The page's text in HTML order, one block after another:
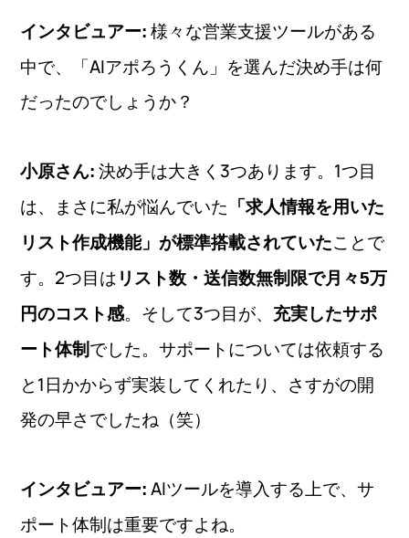
インタビュアー: 様々な営業支援ツールがある
中で、「AIアポろうくん」を選んだ決め手は何
だったのでしょうか？
小原さん: 決め手は大きく3つあります。1つ目
は、まさに私が悩んでいた
「求人情報を用いた
リスト作成機能」が標準搭載されていたことで
す。2つ目は リスト数・送信数無制限で月々5万
円のコスト感。そして3つ目が、
充実したサポ
ート体制 でした。サポートについては依頼する
と1日かからず実装してくれたり、さすがの開
発の早さでしたね（笑）
インタビュアー: AIツールを導入する上で、サ
ポート体制は重要ですよね。